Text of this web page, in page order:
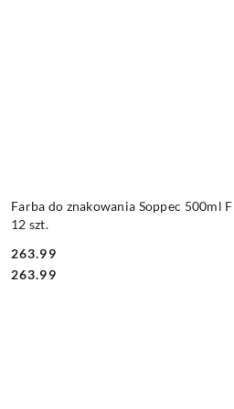
Farba do znakowania Soppec 500ml
12 szt.
Cena:
263.99
Cena:
263.99